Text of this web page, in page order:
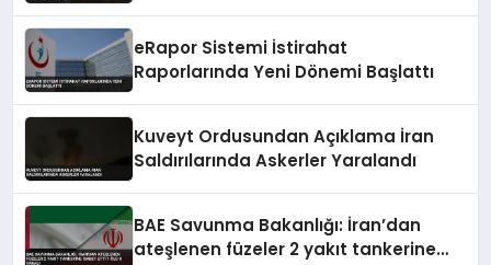
eRapor Sistemi İstirahat
Raporlarında Yeni Dönemi Başlattı
Kuveyt Ordusundan Açıklama İran
Saldırılarında Askerler Yaralandı
BAE Savunma Bakanlığı: İran’dan
ateşlenen füzeler 2 yakıt tankerine